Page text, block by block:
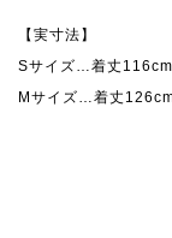
【実寸法】
Sサイズ…着丈
Mサイズ…着丈